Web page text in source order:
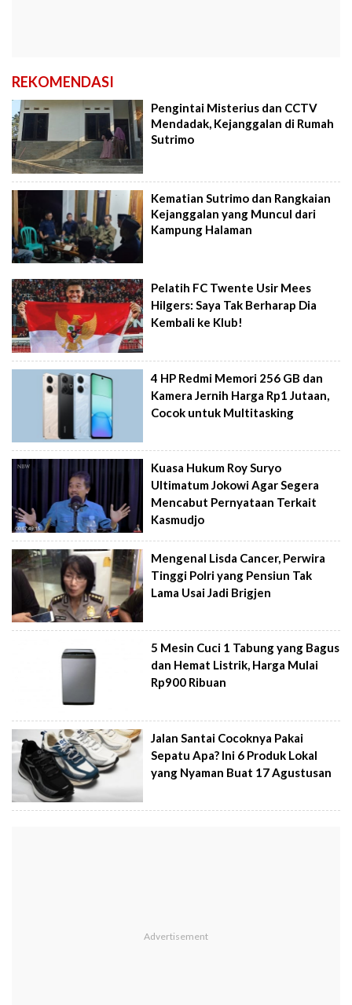
REKOMENDASI
Pengintai Misterius dan CCTV
Mendadak, Kejanggalan di Rumah
Sutrimo
Kematian Sutrimo dan Rangkaian
Kejanggalan yang Muncul dari
Kampung Halaman
Pelatih FC Twente Usir Mees
Hilgers: Saya Tak Berharap Dia
Kembali ke Klub!
4 HP Redmi Memori 256 GB dan
Kamera Jernih Harga Rp1 Jutaan,
Cocok untuk Multitasking
Kuasa Hukum Roy Suryo
Ultimatum Jokowi Agar Segera
Mencabut Pernyataan Terkait
Kasmudjo
Mengenal Lisda Cancer, Perwira
Tinggi Polri yang Pensiun Tak
Lama Usai Jadi Brigjen
5 Mesin Cuci 1 Tabung yang Bagus
dan Hemat Listrik, Harga Mulai
Rp900 Ribuan
Jalan Santai Cocoknya Pakai
Sepatu Apa? Ini 6 Produk Lokal
yang Nyaman Buat 17 Agustusan